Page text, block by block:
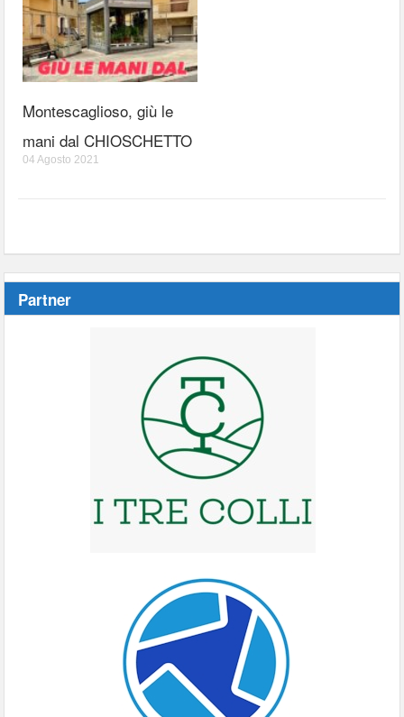
Montescaglioso, giù le
mani dal CHIOSCHETTO
04 Agosto 2021
Partner